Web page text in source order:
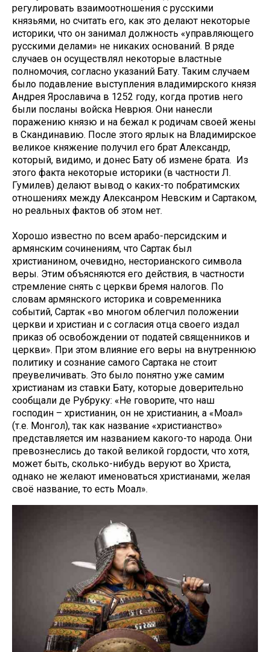
регулировать взаимоотношения с русскими
князьями, но считать его, как это делают некоторые
историки, что он занимал должность «управляющего
русскими делами» не никаких оснований. В ряде
случаев он осуществлял некоторые властные
полномочия, согласно указаний Бату. Таким случаем
было подавление выступления владимирского князя
Андрея Ярославича в 1252 году, когда против него
были посланы войска Неврюя. Они нанесли
поражению князю и на бежал к родичам своей жены
в Скандинавию. После этого ярлык на Владимирское
великое княжение получил его брат Александр,
который, видимо, и донес Бату об измене брата. Из
этого факта некоторые историки (в частности Л.
Гумилев) делают вывод о каких-то побратимских
отношениях между Алексанром Невским и Сартаком,
но реальных фактов об этом нет.
Хорошо известно по всем арабо-персидским и
армянским сочинениям, что Сартак был
христианином, очевидно, несторианского символа
веры. Этим объясняются его действия, в частности
стремление снять с церкви бремя налогов. По
словам армянского историка и современника
событий, Сартак «во многом облегчил положении
церкви и христиан и с согласия отца своего издал
приказ об освобождении от податей священников и
церкви». При этом влияние его веры на внутреннюю
политику и сознание самого Сартака не стоит
преувеличивать. Это было понятно уже самим
христианам из ставки Бату, которые доверительно
сообщали де Рубруку: «Не говорите, что наш
господин – христианин, он не христианин, а «Моал»
(т.е. Монгол), так как название «христианство»
представляется им названием какого-то народа. Они
превознеслись до такой великой гордости, что хотя,
может быть, сколько-нибудь веруют во Христа,
однако не желают именоваться христианами, желая
своё название, то есть Моал».